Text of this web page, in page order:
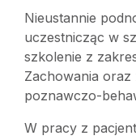
Nieustannie
uczestnicząc w
szkolenie z
Zachowania
poznawczo-
W pracy z